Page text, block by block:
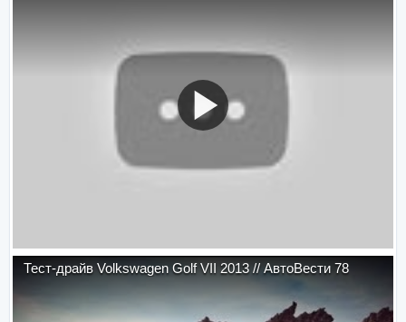
Тест-драйв Volkswagen Golf VII 2013 // АвтоВести 78